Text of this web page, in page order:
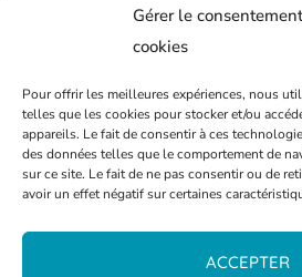
Gérer le
cookies
Pour offrir les meilleures expériences, nous
telles que les cookies pour stocker et/ou
appareils. Le fait de consentir à ces
des données telles que le comportement de
sur ce site. Le fait de ne pas consentir ou de
avoir un effet négatif sur certaines
ACCEPTER
PLAN DE LA VILLE